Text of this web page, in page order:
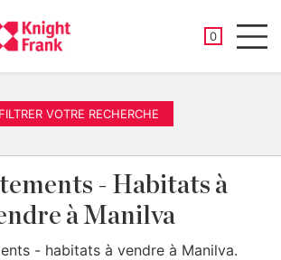
0
FILTRER VOTRE RECHERCHE
- Habitats à
à Manilva
- habitats à vendre à Manilva.